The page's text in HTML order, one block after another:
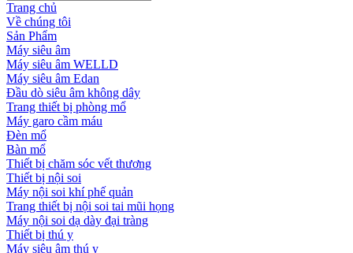
Trang chủ
Về chúng tôi
Sản Phẩm
Máy siêu âm
Máy siêu âm WELLD
Máy siêu âm Edan
Đầu dò siêu âm không dây
Trang thiết bị phòng mổ
Máy garo cầm máu
Đèn mổ
Bàn mổ
Thiết bị chăm sóc vết thương
Thiết bị nội soi
Máy nội soi khí phế quản
Trang thiết bị nội soi tai mũi họng
Máy nội soi dạ dày đại tràng
Thiết bị thú y
Máy siêu âm thú y